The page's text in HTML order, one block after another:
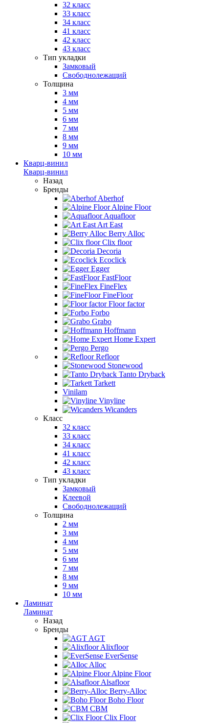
32 класс
33 класс
34 класс
41 класс
42 класс
43 класс
Тип укладки
Замковый
Свободнолежащий
Толщина
3 мм
4 мм
5 мм
6 мм
7 мм
8 мм
9 мм
10 мм
Кварц-винил
Кварц-винил
Назад
Бренды
Aberhof
Alpine Floor
Aquafloor
Art East
Berry Alloc
Clix floor
Decoria
Ecoclick
Egger
FastFloor
FineFlex
FineFloor
Floor factor
Forbo
Grabo
Hoffmann
Home Expert
Pergo
Refloor
Stonewood
Tanto Dryback
Tarkett
Vinilam
Vinyline
Wicanders
Класс
32 класс
33 класс
34 класс
41 класс
42 класс
43 класс
Тип укладки
Замковый
Клеевой
Свободнолежащий
Толщина
2 мм
3 мм
4 мм
5 мм
6 мм
7 мм
8 мм
9 мм
10 мм
Ламинат
Ламинат
Назад
Бренды
AGT
Alixfloor
EverSense
Alloc
Alpine Floor
Alsafloor
Berry-Alloc
Boho Floor
CBM
Clix Floor